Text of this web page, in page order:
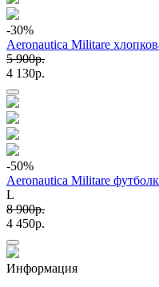
-30%
Aeronautica Militare
5 900p.
4 130p.
-50%
Aeronautica Militare
L
8 900p.
4 450p.
Информация